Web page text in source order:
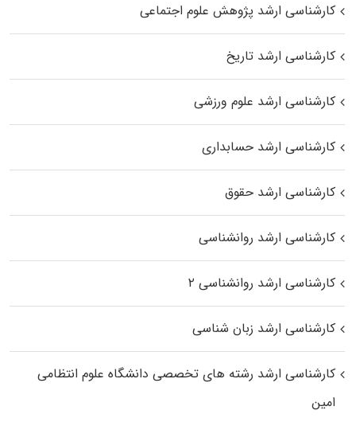
کارشناسی ارشد پژوهش علوم اجتماعی
کارشناسی ارشد تاریخ
کارشناسی ارشد علوم ورزشی
کارشناسی ارشد حسابداری
کارشناسی ارشد حقوق
کارشناسی ارشد روانشناسی
کارشناسی ارشد روانشناسی ۲
کارشناسی ارشد زبان شناسی
کارشناسی ارشد رﺷﺘﻪ ﻫﺎی تخصصی داﻧﺸﮕﺎه ﻋﻠﻮم انتظامی
اﻣﻴﻦ